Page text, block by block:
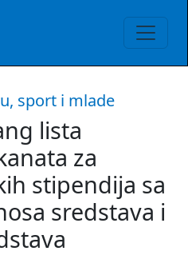
sport i mlade
lista
za
stipendija sa
sredstava i